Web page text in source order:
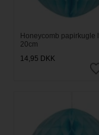
Honeycomb papirkugle
20cm
14,95 DKK